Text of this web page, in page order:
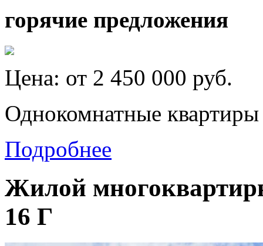
горячие предложения
Цена: от 2 450 000 руб.
Однокомнатные
Подробнее
Жилой
16 Г